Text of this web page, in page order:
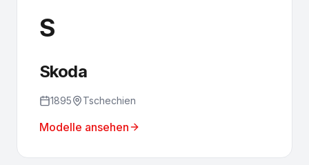
S
Skoda
1895 Tschechien
Modelle ansehen